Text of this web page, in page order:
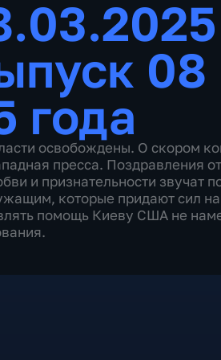
08
года
освобождены. О скором
пресса. Поздравления
и признательности звучат
которые придают сил
помощь Киеву США не